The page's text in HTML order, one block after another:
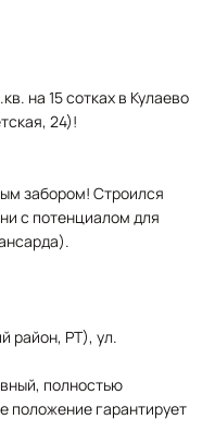
на 15 сотках в Кулаево
24)!
забором! Строился
с потенциалом для
район, РТ), ул.
полностью
положение гарантирует